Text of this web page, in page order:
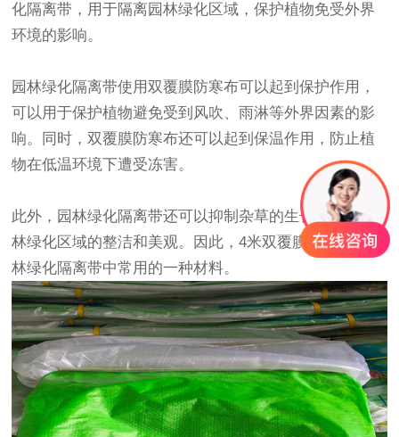
化隔离带，用于隔离园林绿化区域，保护植物免受外界
环境的影响。
园林绿化隔离带使用双覆膜 防寒布可以起到保护作用，
可以用于保护植物避免受到风吹、雨淋等外界因素的影
响。同时，双覆膜 防寒布还可以起到保温作用，防止植
物在低温环境下遭受冻害。
此外，园林绿化隔离带还可以抑制杂草的生长，保持园
林绿化区域的整洁和美观。因此，4米双覆膜
防寒布是园
林绿化隔离带中常用的一种材料。